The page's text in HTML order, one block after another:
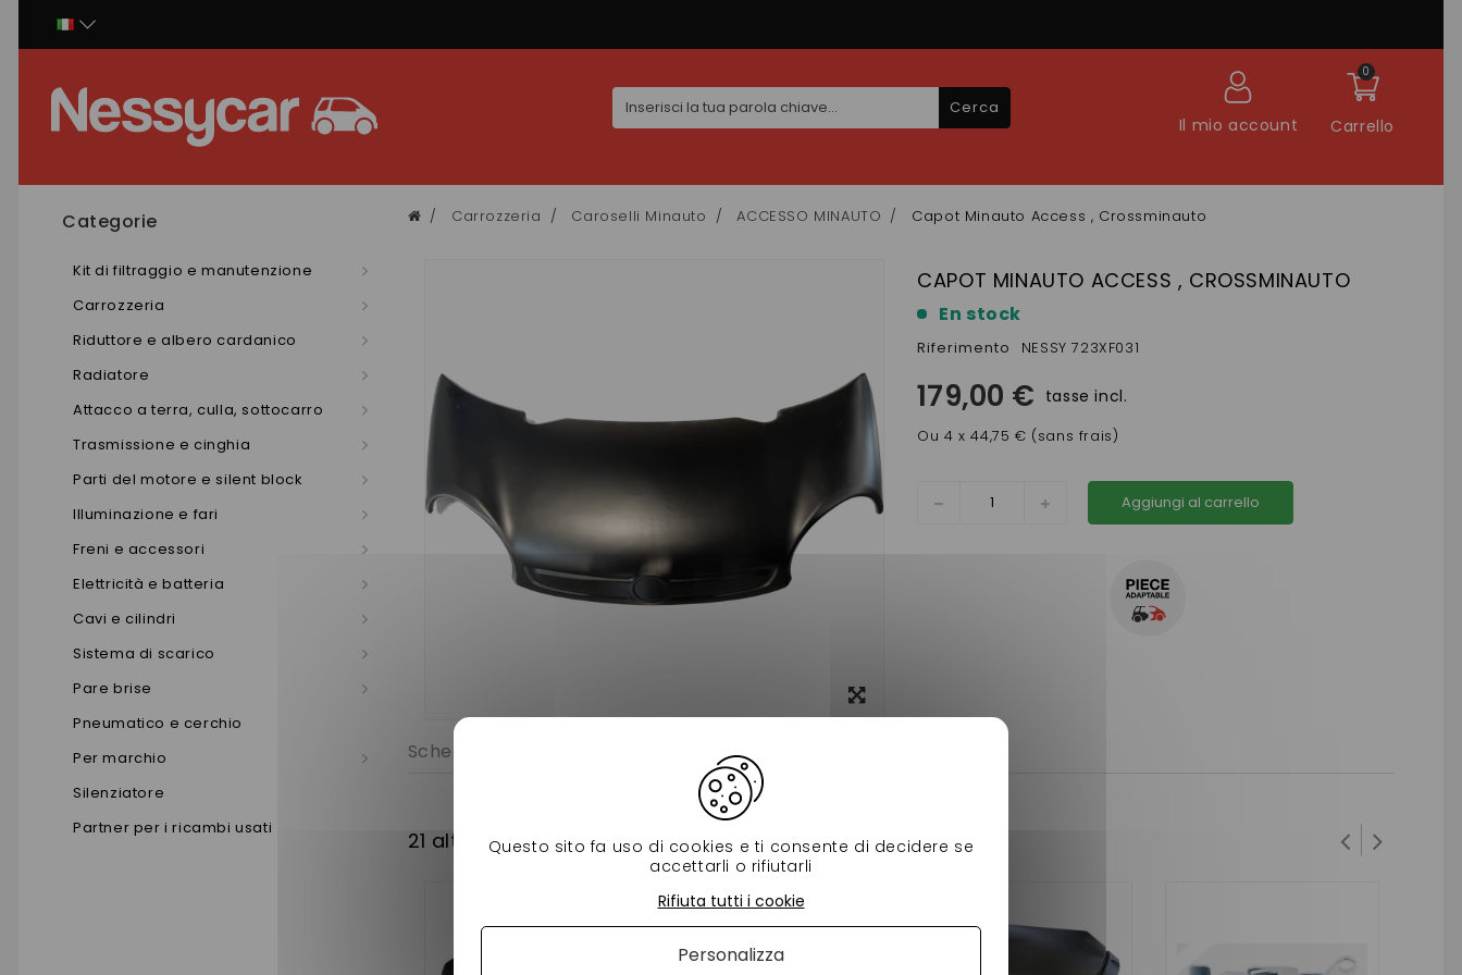
Carrello
0
Il mio account
Cerca
Categorie
Kit di filtraggio e manutenzione
Carrozzeria
Riduttore e albero cardanico
Radiatore
Attacco a terra, culla, sottocarro
Trasmissione e cinghia
Parti del motore e silent block
Illuminazione e fari
Freni e accessori
Elettricità e batteria
Cavi e cilindri
Sistema di scarico
Pare brise
Pneumatico e cerchio
Per marchio
Silenziatore
Partner per i ricambi usati
Carrozzeria Caroselli Minauto ACCESSO MINAUTO Capot Minauto Access , Crossminauto
CAPOT MINAUTO ACCESS , CROSSMINAUTO
En stock
Riferimento NESSY 723XF031
179,00 € tasse incl.
Ou 4 x 44,75 € (sans frais)
Aggiungi al carrello
Scheda tecnica
21 altri prodotti della stessa categoria:
Questo sito fa uso di cookies e ti consente di decidere se
accettarli o rifiutarli
Rifiuta tutti i cookie
Personalizza